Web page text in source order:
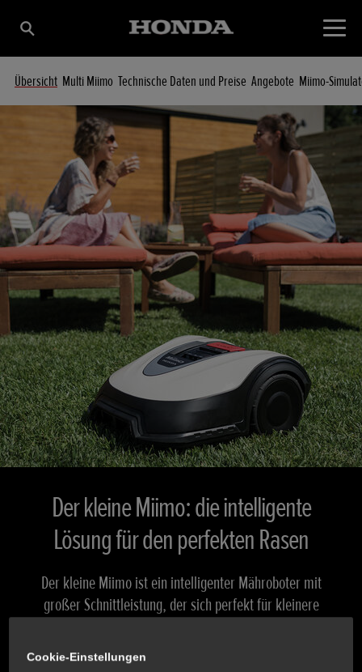
Übersicht Multi Miimo Technische Daten und Preise Angebote Miimo-
Der kleine Miimo: die intelligente
Lösung für den perfekten Rasen
Der kleine Miimo ist ein intelligenter Mähroboter mit
großer Schnittleistung, der sich perfekt für kleinere
Cookie-Einstellungen